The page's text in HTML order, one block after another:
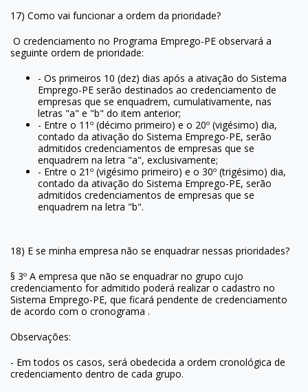
17) Como vai funcionar a ordem da prioridade?
O credenciamento no Programa Emprego-PE observará a
seguinte ordem de prioridade:
- Os primeiros 10 (dez) dias após a ativação do Sistema
Emprego-PE serão destinados ao credenciamento de
empresas que se enquadrem, cumulativamente, nas
letras "a" e "b" do item anterior;
- Entre o 11º (décimo primeiro) e o 20º (vigésimo) dia,
contado da ativação do Sistema Emprego-PE, serão
admitidos credenciamentos de empresas que se
enquadrem na letra "a", exclusivamente;
- Entre o 21º (vigésimo primeiro) e o 30º (trigésimo) dia,
contado da ativação do Sistema Emprego-PE, serão
admitidos credenciamentos de empresas que se
enquadrem na letra "b".
18) E se minha empresa não se enquadrar nessas prioridades?
§ 3º A empresa que não se enquadrar no grupo cujo
credenciamento for admitido poderá realizar o cadastro no
Sistema Emprego-PE, que ficará pendente de credenciamento
de acordo com o cronograma .
Observações:
- Em todos os casos, será obedecida a ordem cronológica de
credenciamento dentro de cada grupo.